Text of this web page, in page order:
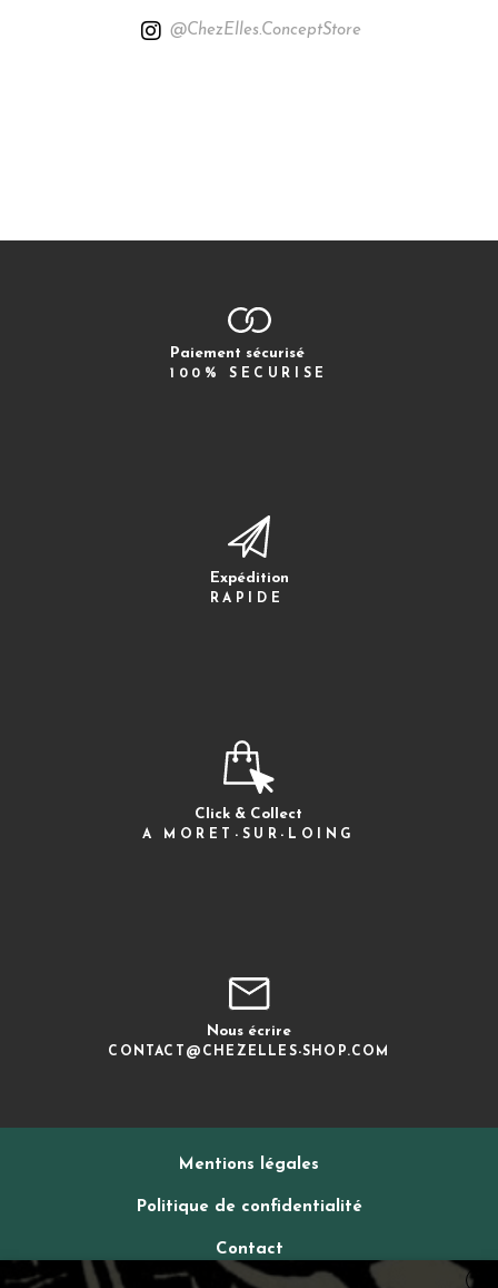
@ChezElles.ConceptStore
Paiement sécurisé
100% SECURISE
Expédition
RAPIDE
Click & Collect
A MORET-SUR-LOING
Nous écrire
CONTACT@CHEZELLES-SHOP.COM
Mentions légales
Politique de confidentialité
Contact